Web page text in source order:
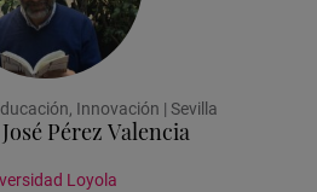
Innovación | Sevilla
Pérez Valencia
Loyola